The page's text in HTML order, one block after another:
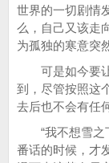
世界的一切剧情
么，自己又该走
为孤独的寒意突
可是如今要让
到，尽管按照这
去后也不会有任
“我不想雪之
番话的时候，才